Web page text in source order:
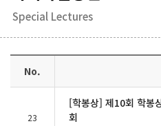
Special Lectures
No.
23
[학봉상] 제10회 학봉
회